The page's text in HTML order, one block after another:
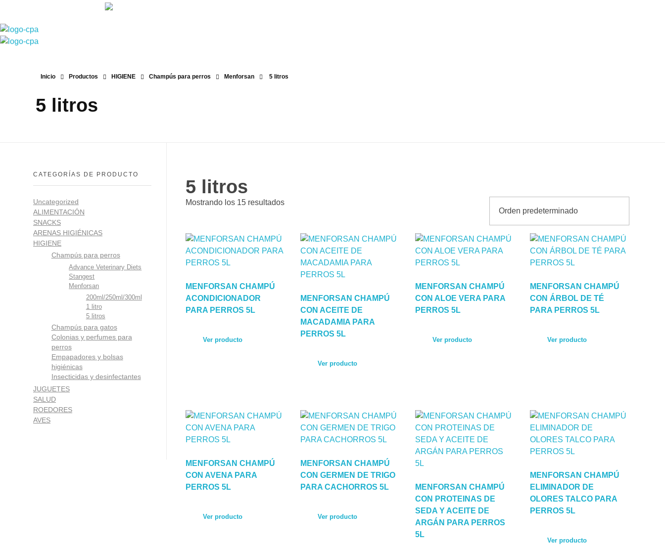
Complements Petits Animals, S.L.
Inicio Productos HIGIENE Champús para perros Menforsan 5 litros
5 litros
5 litros
Mostrando los 15 resultados
MENFORSAN CHAMPÚ
ACONDICIONADOR
PARA PERROS 5L
Ver producto
MENFORSAN CHAMPÚ
CON ACEITE DE
MACADAMIA PARA
PERROS 5L
Ver producto
MENFORSAN CHAMPÚ
CON ALOE VERA PARA
PERROS 5L
Ver producto
MENFORSAN CHAMPÚ
CON ÁRBOL DE TÉ
PARA PERROS 5L
Ver producto
MENFORSAN CHAMPÚ
CON AVENA PARA
PERROS 5L
Ver producto
MENFORSAN CHAMPÚ
CON GERMEN DE TRIGO
PARA CACHORROS 5L
Ver producto
MENFORSAN CHAMPÚ
CON PROTEINAS DE
SEDA Y ACEITE DE
ARGÁN PARA PERROS
5L
MENFORSAN CHAMPÚ
ELIMINADOR DE
OLORES TALCO PARA
PERROS 5L
Ver producto
CATEGORÍAS DE PRODUCTO
Uncategorized
ALIMENTACIÓN
SNACKS
ARENAS HIGIÉNICAS
HIGIENE
Champús para perros
Advance Veterinary Diets
Stangest
Menforsan
200ml/250ml/300ml
1 litro
5 litros
Champús para gatos
Colonias y perfumes para
perros
Empapadores y bolsas
higiénicas
Insecticidas y desinfectantes
JUGUETES
SALUD
ROEDORES
AVES